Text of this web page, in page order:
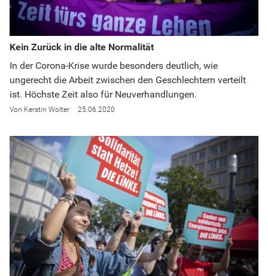
Kein Zurück in die alte Normalität
In der Corona-Krise wurde besonders deutlich, wie
ungerecht die Arbeit zwischen den Geschlechtern verteilt
ist. Höchste Zeit also für Neuverhandlungen.
Kerstin Wolter 25.06.2020